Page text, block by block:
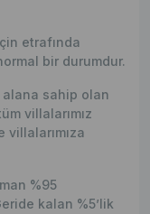
etrafında
bir durumdur.
alana sahip olan
villalarımız
%95
kalan %5’lik